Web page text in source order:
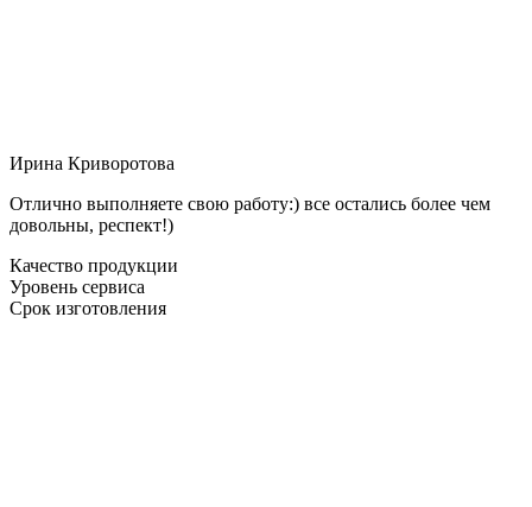
Ирина Криворотова
Отлично выполняете свою работу:) все остались более чем
довольны, респект!)
Качество продукции
Уровень сервиса
Срок изготовления